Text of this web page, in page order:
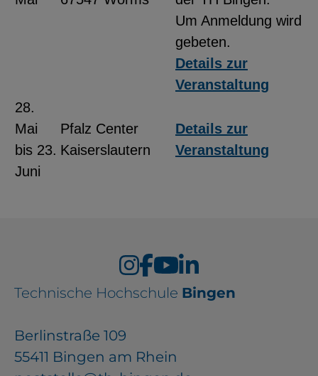
Um Anmeldung wird
gebeten.
Details zur
Veranstaltung
28.
Mai
bis 23.
Juni
Pfalz Center
Kaiserslautern
Details zur
Veranstaltung
Technische Hochschule Bingen
Berlinstraße 109
55411 Bingen am Rhein